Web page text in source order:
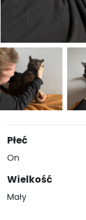
Płeć
On
Wielkość
Mały